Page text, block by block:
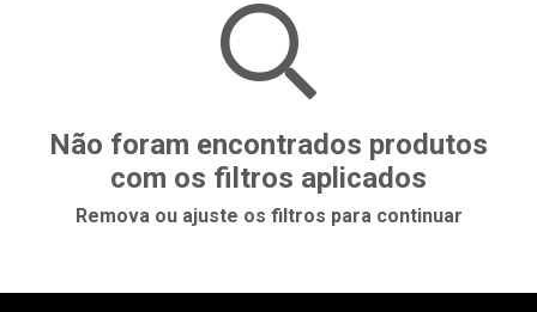
Não foram encontrados produtos
com os filtros aplicados
Remova ou ajuste os filtros para continuar